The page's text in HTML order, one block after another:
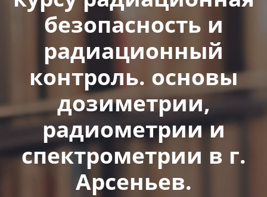
безопасность и
радиационный
контроль. основы
дозиметрии,
радиометрии и
спектрометрии в г.
Арсеньев.